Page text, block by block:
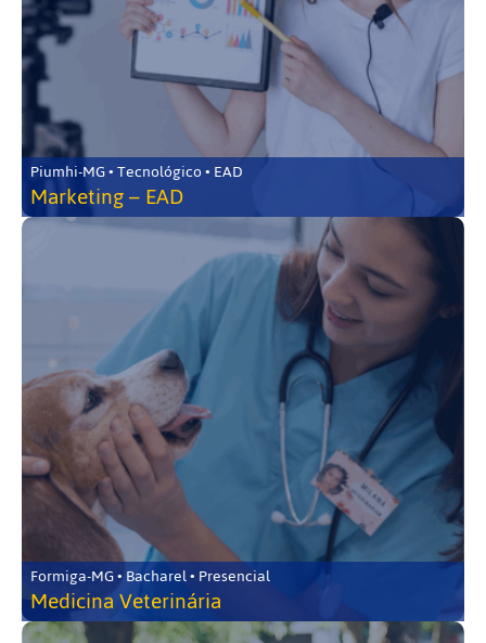
Piumhi-MG • Tecnológico • EAD
Marketing – EAD
Formiga-MG • Bacharel • Presencial
Medicina Veterinária